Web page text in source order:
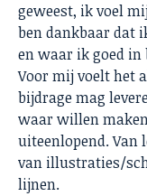
geweest, ik voel
ben dankbaar dat
en waar ik goed in
Voor mij voelt het
bijdrage mag
waar willen
uiteenlopend. Van
van illustraties/
lijnen.